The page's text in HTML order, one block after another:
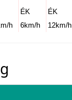
h
ÉK
6km/h
ÉK
12km/h